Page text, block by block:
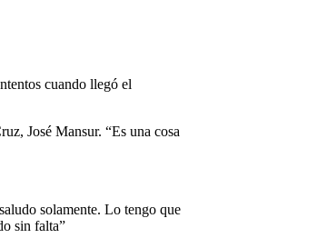
cuando llegó el
José Mansur. “Es una cosa
solamente. Lo tengo que
sin falta”